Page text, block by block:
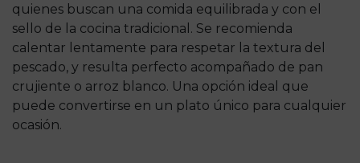
quienes buscan una comida equilibrada y con el
sello de la cocina tradicional. Se recomienda
calentar lentamente para respetar la textura del
pescado, y resulta perfecto acompañado de pan
crujiente o arroz blanco. Una opción ideal que
puede convertirse en un plato único para cualquier
ocasión.